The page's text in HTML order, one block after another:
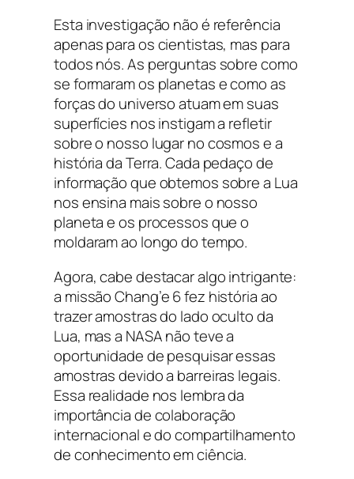
Esta investigação não é referência
apenas para os cientistas, mas para
todos nós. As perguntas sobre como
se formaram os planetas e como as
forças do universo atuam em suas
superfícies nos instigam a refletir
sobre o nosso lugar no cosmos e a
história da Terra. Cada pedaço de
informação que obtemos sobre a Lua
nos ensina mais sobre o nosso
planeta e os processos que o
moldaram ao longo do tempo.
Agora, cabe destacar algo intrigante:
a missão Chang’e 6 fez história ao
trazer amostras do lado oculto da
Lua, mas a NASA não teve a
oportunidade de pesquisar essas
amostras devido a barreiras legais.
Essa realidade nos lembra da
importância de colaboração
internacional e do compartilhamento
de conhecimento em ciência.